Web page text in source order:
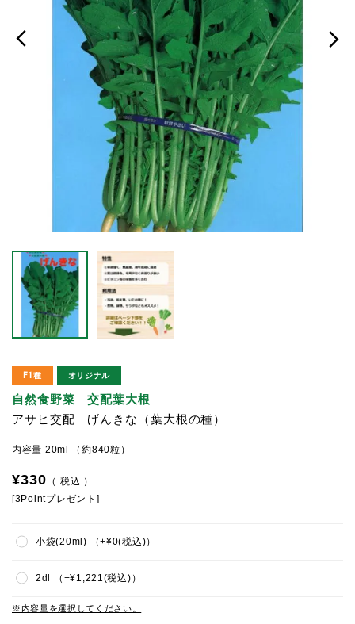
F1種 オリジナル
自然食野菜 交配葉大根
アサヒ交配 げんきな（葉大根の種）
内容量 20ml （約840粒）
¥330
税込
[3Pointプレゼント]
内容量を選択してください。
小袋(20ml) +¥0 税込
2dl +¥1,221 税込